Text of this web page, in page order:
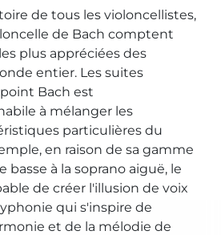
de tous les violoncellistes,
de Bach comptent
plus appréciées des
entier. Les suites
Bach est
à mélanger les
particulières du
en raison de sa gamme
basse à la soprano aiguë, le
de créer l'illusion de voix
qui s'inspire de
et de la mélodie de